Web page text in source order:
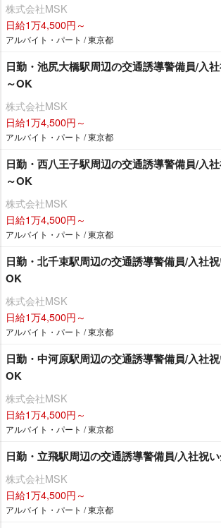
株式会社MSK
日給1万4,500円～
アルバイト・パート / 東京都
日勤・池尻大橋駅周辺の交通誘導警備員/入
～OK
株式会社MSK
日給1万4,500円～
アルバイト・パート / 東京都
日勤・西八王子駅周辺の交通誘導警備員/入
～OK
株式会社MSK
日給1万4,500円～
アルバイト・パート / 東京都
日勤・北千束駅周辺の交通誘導警備員/入社
OK
株式会社MSK
日給1万4,500円～
アルバイト・パート / 東京都
日勤・中河原駅周辺の交通誘導警備員/入社
OK
株式会社MSK
日給1万4,500円～
アルバイト・パート / 東京都
日勤・立飛駅周辺の交通誘導警備員/入社祝
株式会社MSK
日給1万4,500円～
アルバイト・パート / 東京都